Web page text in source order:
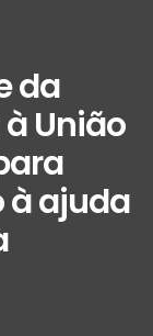
da
União
à ajuda